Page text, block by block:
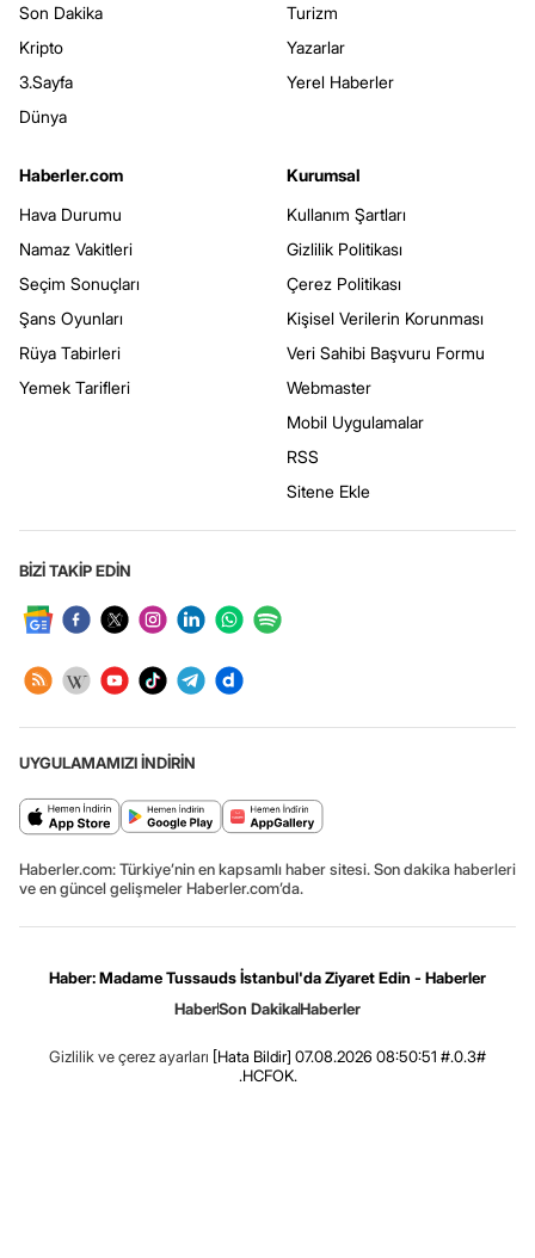
Son Dakika
Kripto
3.Sayfa
Dünya
Turizm
Yazarlar
Yerel Haberler
Haberler.com
Hava Durumu
Namaz Vakitleri
Seçim Sonuçları
Şans Oyunları
Rüya Tabirleri
Yemek Tarifleri
Kurumsal
Kullanım Şartları
Gizlilik Politikası
Çerez Politikası
Kişisel Verilerin Korunması
Veri Sahibi Başvuru Formu
Webmaster
Mobil Uygulamalar
RSS
Sitene Ekle
BİZİ TAKİP EDİN
UYGULAMAMIZI İNDİRİN
Haberler.com: Türkiye’nin en kapsamlı haber sitesi. Son dakika haberleri
ve en güncel gelişmeler Haberler.com’da.
Haber: Madame Tussauds İstanbul'da Ziyaret Edin - Haberler
HaberSon DakikaHaberler
Gizlilik ve çerez ayarları [Hata Bildir] 07.08.2026 08:50:51 #.0.3#
.HCFOK.